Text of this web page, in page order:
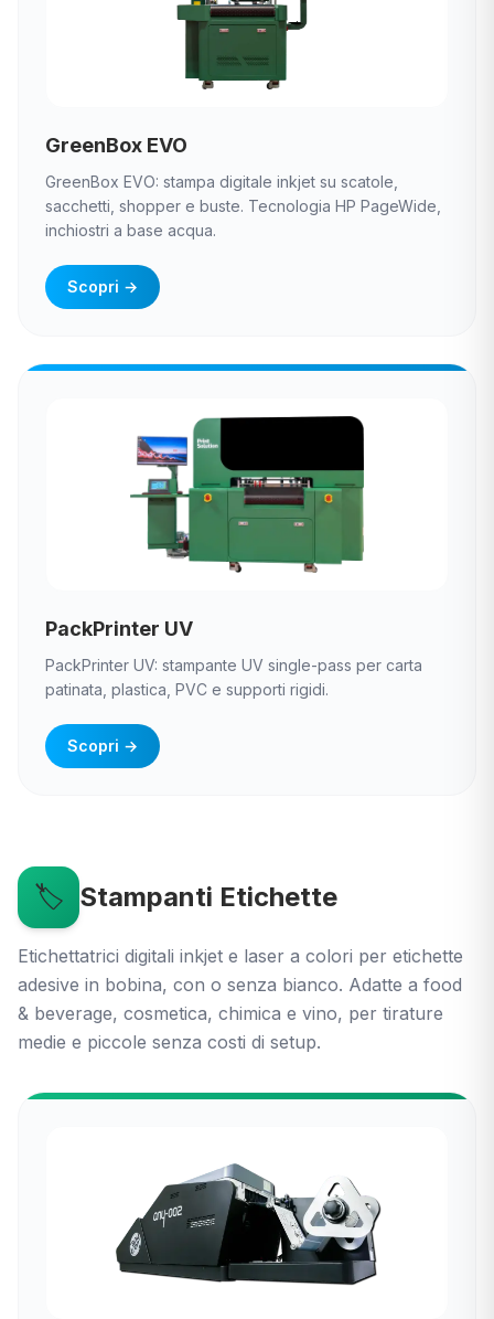
GreenBox EVO
GreenBox EVO: stampa digitale inkjet su scatole,
sacchetti, shopper e buste. Tecnologia HP PageWide,
inchiostri a base acqua.
Scopri →
PackPrinter UV
PackPrinter UV: stampante UV single-pass per carta
patinata, plastica, PVC e supporti rigidi.
Scopri →
🏷️ Stampanti Etichette
Etichettatrici digitali inkjet e laser a colori per etichette
adesive in bobina, con o senza bianco. Adatte a food
& beverage, cosmetica, chimica e vino, per tirature
medie e piccole senza costi di setup.